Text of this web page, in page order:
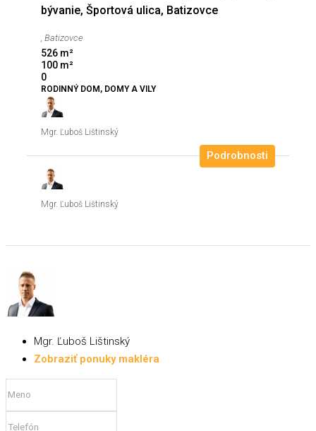
bývanie, Športová ulica, Batizovce
, Batizovce
526 m²
100 m²
0
RODINNÝ DOM, DOMY A VILY
Podrobnosti
Mgr. Ľuboš Lištinský
Mgr. Ľuboš Lištinský
Mgr. Ľuboš Lištinský
Zobraziť ponuky makléra